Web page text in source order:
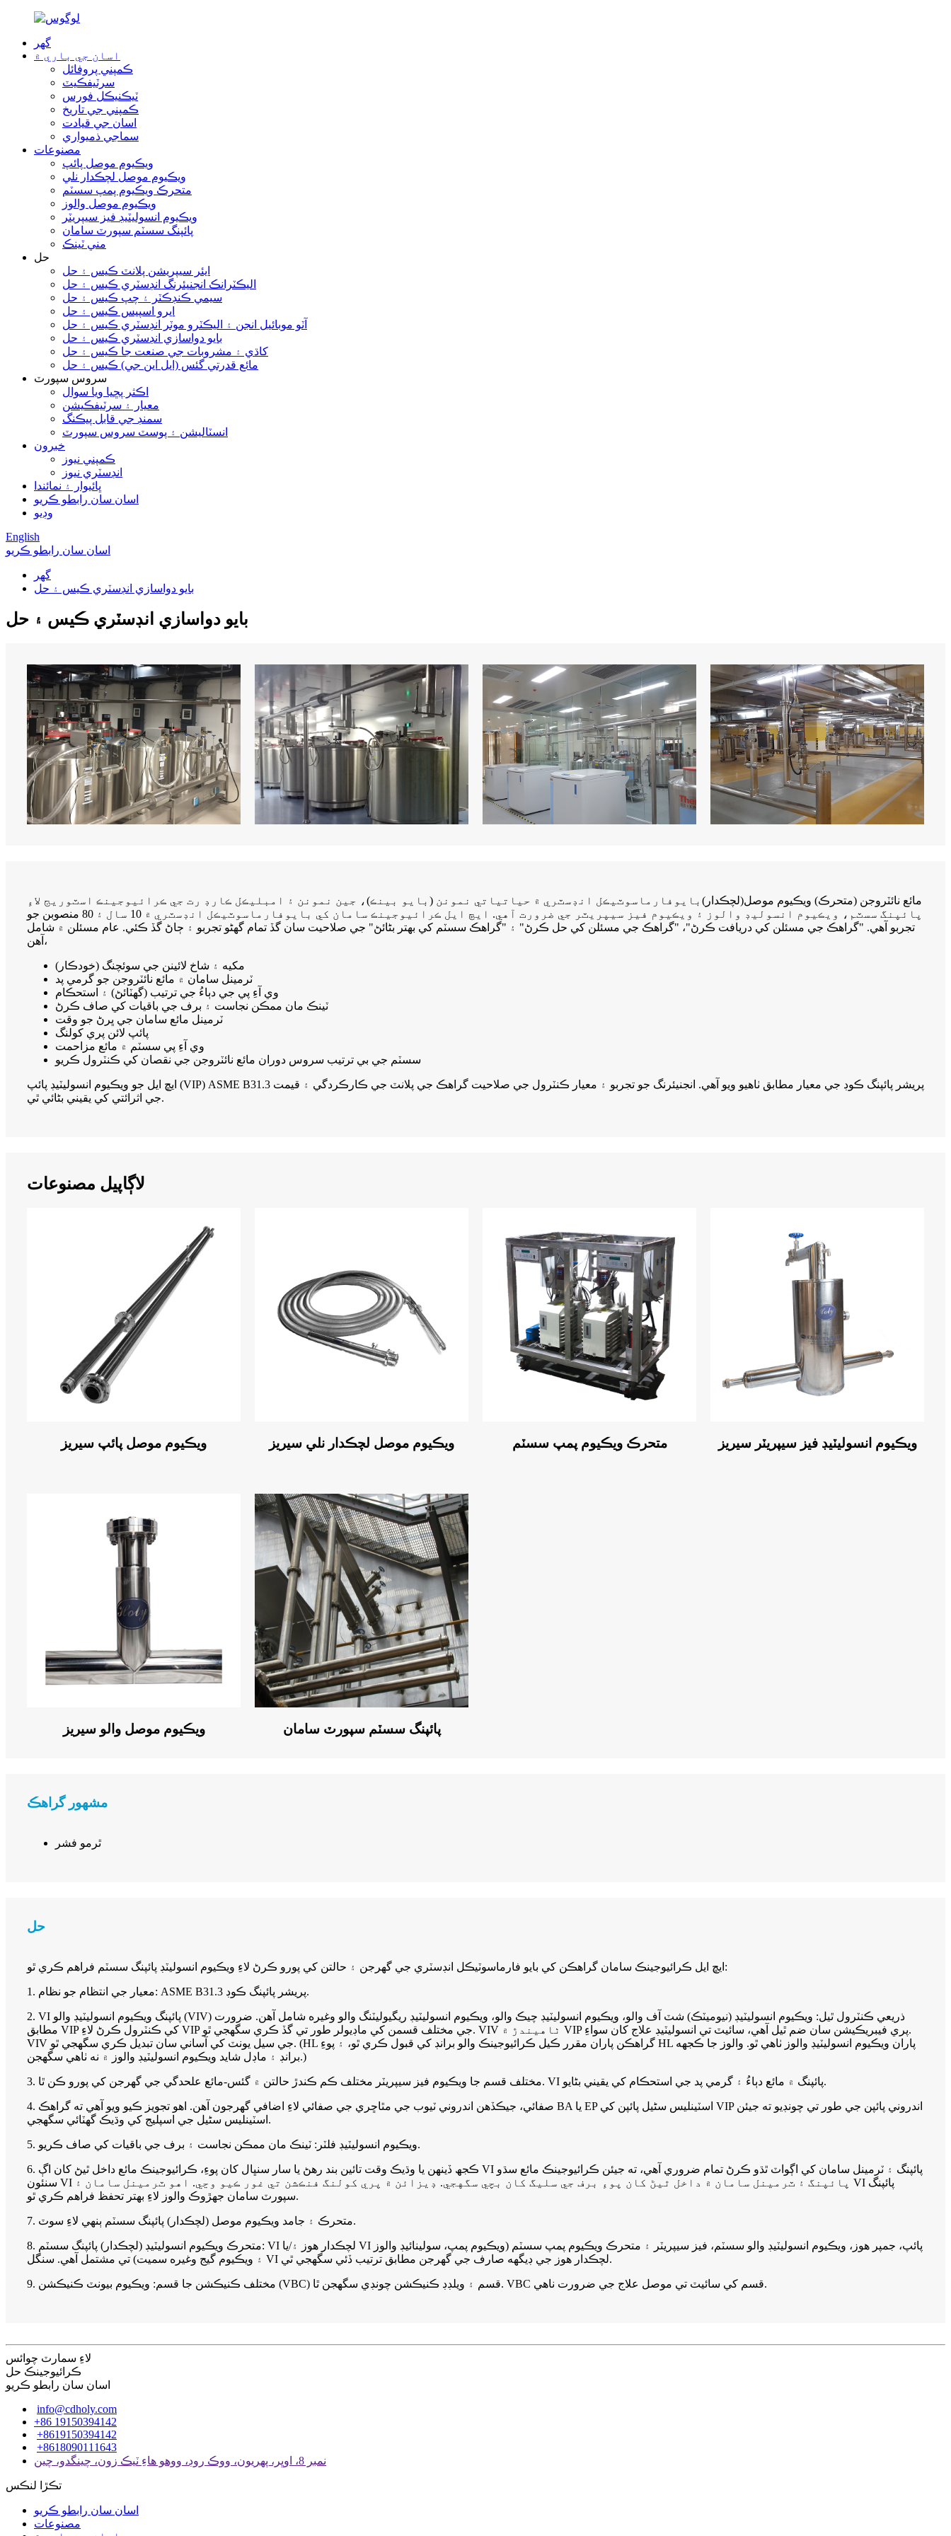
گھر
اسان جي باري ۾
ڪمپني پروفائل
سرٽيفڪيٽ
ٽيڪنيڪل فورس
ڪمپني جي تاريخ
اسان جي قيادت
سماجي ذميواري
مصنوعات
ويڪيوم موصل پائپ
ويڪيوم موصل لچڪدار نلي
متحرڪ ويڪيوم پمپ سسٽم
ويڪيوم موصل والوز
ويڪيوم انسوليٽيڊ فيز سيپريٽر
پائپنگ سسٽم سپورٽ سامان
مني ٽينڪ
حل
ايئر سيپريشن پلانٽ ڪيس ۽ حل
اليڪٽرانڪ انجنيئرنگ انڊسٽري ڪيس ۽ حل
سيمي ڪنڊڪٽر ۽ چپ ڪيس ۽ حل
ايرو اسپيس ڪيس ۽ حل
آٽو موبائيل انجن ۽ اليڪٽرو موٽر انڊسٽري ڪيس ۽ حل
بايو دواسازي انڊسٽري ڪيس ۽ حل
کاڌي ۽ مشروبات جي صنعت جا ڪيس ۽ حل
مائع قدرتي گئس (ايل اين جي) ڪيس ۽ حل
سروس سپورٽ
اڪثر پڇيا ويا سوال
معيار ۽ سرٽيفڪيشن
سمنڊ جي قابل پيڪنگ
انسٽاليشن ۽ پوسٽ سروس سپورٽ
خبرون
ڪمپني نيوز
انڊسٽري نيوز
ڀائيوار ۽ نمائندا
اسان سان رابطو ڪريو
وڊيو
English
اسان سان رابطو ڪريو
گھر
بايو دواسازي انڊسٽري ڪيس ۽ حل
بايو دواسازي انڊسٽري ڪيس ۽ حل
مائع نائٽروجن (متحرڪ) ويڪيوم موصل(لچڪدار ) بايوفارماسوٽيڪل انڊسٽري ۾ حياتياتي نمونن (بايو بينڪ)، جين نمونن ۽ امبليڪل ڪارڊ رت جي ڪرائيوجينڪ اسٽوريج لاءِ
پائپنگ سسٽم، ويڪيوم انسوليڊ والوز ۽ ويڪيوم فيز سيپريٽر جي ضرورت آهي. ايڇ ايل ڪرائيوجينڪ سامان کي بايوفارماسوٽيڪل انڊسٽري ۾ 10 سال ۽ 80 منصوبن جو
تجربو آهي. "گراهڪ جي مسئلن کي دريافت ڪرڻ"، "گراهڪ جي مسئلن کي حل ڪرڻ" ۽ "گراهڪ سسٽم کي بهتر بڻائڻ" جي صلاحيت سان گڏ تمام گهڻو تجربو ۽ ڄاڻ گڏ ڪئي. عام مسئلن ۾ شامل
آهن،
(خودڪار) مکيه ۽ شاخ لائينن جي سوئچنگ
ٽرمينل سامان ۾ مائع نائٽروجن جو گرمي پد
وي آءِ پي جي دٻاءُ جي ترتيب (گهٽائڻ) ۽ استحڪام
ٽينڪ مان ممڪن نجاست ۽ برف جي باقيات کي صاف ڪرڻ
ٽرمينل مائع سامان جي ڀرڻ جو وقت
پائپ لائن پري کولنگ
وي آءِ پي سسٽم ۾ مائع مزاحمت
سسٽم جي بي ترتيب سروس دوران مائع نائٽروجن جي نقصان کي ڪنٽرول ڪريو
ايڇ ايل جو ويڪيوم انسوليٽيڊ پائپ (VIP) ASME B31.3 پريشر پائپنگ ڪوڊ جي معيار مطابق ٺاهيو ويو آهي. انجنيئرنگ جو تجربو ۽ معيار ڪنٽرول جي صلاحيت گراهڪ جي پلانٽ جي ڪارڪردگي ۽ قيمت
جي اثرائتي کي يقيني بڻائي ٿي.
لاڳاپيل مصنوعات
ويڪيوم موصل پائپ سيريز ويڪيوم موصل لچڪدار نلي سيريز متحرڪ ويڪيوم پمپ سسٽم ويڪيوم انسوليٽيڊ فيز سيپريٽر سيريز
ويڪيوم موصل والو سيريز پائپنگ سسٽم سپورٽ سامان
مشهور گراهڪ
ٿرمو فشر
حل
ايڇ ايل ڪرائيوجينڪ سامان گراهڪن کي بايو فارماسوٽيڪل انڊسٽري جي گهرجن ۽ حالتن کي پورو ڪرڻ لاءِ ويڪيوم انسوليٽڊ پائپنگ سسٽم فراهم ڪري ٿو:
1. معيار جي انتظام جو نظام: ASME B31.3 پريشر پائپنگ ڪوڊ.
2. VI پائپنگ ويڪيوم انسوليٽيڊ والو (VIV) ذريعي ڪنٽرول ٿيل: ويڪيوم انسوليٽيڊ (نيوميٽڪ) شٽ آف والو، ويڪيوم انسوليٽيڊ چيڪ والو، ويڪيوم انسوليٽيڊ ريگيوليٽنگ والو وغيره شامل آهن. ضرورت
مطابق VIP کي ڪنٽرول ڪرڻ لاءِ VIP جي مختلف قسمن کي ماڊيولر طور تي گڏ ڪري سگهجي ٿو. VIV ٺاهيندڙ ۾ VIP پري فيبريڪيشن سان ضم ٿيل آهي، سائيٽ تي انسوليٽيڊ علاج کان سواءِ.
VIV جي سيل يونٽ کي آساني سان تبديل ڪري سگهجي ٿو. (HL گراهڪن پاران مقرر ڪيل ڪرائيوجينڪ والو برانڊ کي قبول ڪري ٿو، ۽ پوءِ HL پاران ويڪيوم انسوليٽيڊ والوز ٺاهي ٿو. والوز جا ڪجهه
برانڊ ۽ ماڊل شايد ويڪيوم انسوليٽيڊ والوز ۾ نه ٺاهي سگهجن.)
3. مختلف قسم جا ويڪيوم فيز سيپريٽر مختلف ڪم ڪندڙ حالتن ۾ گئس-مائع علحدگي جي گهرجن کي پورو ڪن ٿا. VI پائپنگ ۾ مائع دٻاءُ ۽ گرمي پد جي استحڪام کي يقيني بڻايو.
4. صفائي، جيڪڏهن اندروني ٽيوب جي مٿاڇري جي صفائي لاءِ اضافي گهرجون آهن. اهو تجويز ڪيو ويو آهي ته گراهڪ BA يا EP اسٽينلیس سٹیل پائپن کي VIP اندروني پائپن جي طور تي چونڊيو ته جيئن
اسٽينلیس سٹیل جي اسپليج کي وڌيڪ گهٽائي سگهجي.
5. ويڪيوم انسوليٽيڊ فلٽر: ٽينڪ مان ممڪن نجاست ۽ برف جي باقيات کي صاف ڪريو.
6. ڪجھ ڏينهن يا وڌيڪ وقت تائين بند رهڻ يا سار سنڀال کان پوءِ، ڪرائيوجينڪ مائع داخل ٿيڻ کان اڳ VI پائپنگ ۽ ٽرمينل سامان کي اڳواٽ ٿڌو ڪرڻ تمام ضروري آهي، ته جيئن ڪرائيوجينڪ مائع سڌو
سنئون VI پائپنگ ۽ ٽرمينل سامان ۾ داخل ٿيڻ کان پوءِ برف جي سليگ کان بچي سگهجي. ڊيزائن ۾ پري کولنگ فنڪشن تي غور ڪيو وڃي. اهو ٽرمينل سامان ۽ VI پائپنگ
سپورٽ سامان جهڙوڪ والوز لاءِ بهتر تحفظ فراهم ڪري ٿو.
7. متحرڪ ۽ جامد ويڪيوم موصل (لچڪدار) پائپنگ سسٽم ٻنهي لاءِ سوٽ.
8. متحرڪ ويڪيوم انسوليٽيڊ (لچڪدار) پائپنگ سسٽم: VI لچڪدار هوز ۽/يا VI پائپ، جمپر هوز، ويڪيوم انسوليٽيڊ والو سسٽم، فيز سيپريٽر ۽ متحرڪ ويڪيوم پمپ سسٽم (ويڪيوم پمپ، سولينائيڊ والوز
۽ ويڪيوم گيج وغيره سميت) تي مشتمل آهي. سنگل VI لچڪدار هوز جي ڊيگهه صارف جي گهرجن مطابق ترتيب ڏئي سگهجي ٿي.
9. مختلف ڪنيڪشن جا قسم: ويڪيوم بيونٽ ڪنيڪشن (VBC) قسم ۽ ويلڊڊ ڪنيڪشن چونڊي سگھجن ٿا. VBC قسم کي سائيٽ تي موصل علاج جي ضرورت ناهي.
لاءِ سمارٽ چوائس
ڪرائيوجينڪ حل
اسان سان رابطو ڪريو
info@cdholy.com
+86 19150394142
+8619150394142
+8618090111643
نمبر 8، اوڀر، پهريون، ووڪ روڊ، ووهو هاءِ ٽيڪ زون، چينگدو، چين
تڪڙا لنڪس
اسان سان رابطو ڪريو
مصنوعات